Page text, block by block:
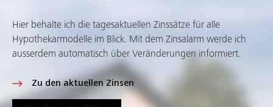
Hier behalte ich die tagesaktuellen Zinssätze für alle
Hypothekarmodelle im Blick. Mit dem Zinsalarm werde ich
ausserdem automatisch über Veränderungen informiert.
Zu den aktuellen Zinsen